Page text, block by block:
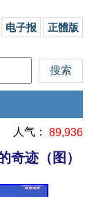
电子报 正體版
人气： 89,936
奇迹（图）